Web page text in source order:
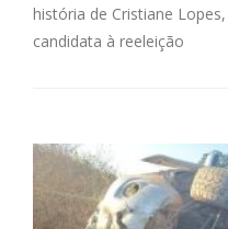
história de Cristiane
candidata à reeleição